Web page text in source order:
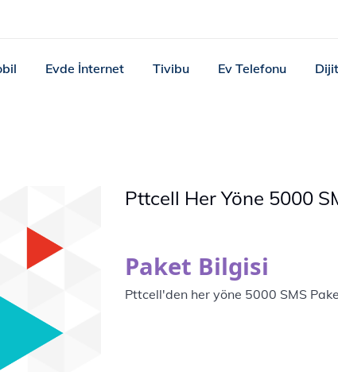
Evde İnternet Tivibu Ev Telefonu
Pttcell Her Yöne 5000
Paket Bilgisi
Pttcell'den her yöne 5000 SMS